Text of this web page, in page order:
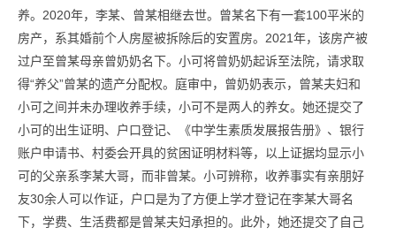
养。2020年，李某、曾某相继去世。曾某名下有一套100平米的
房产，系其婚前个人房屋被拆除后的安置房。2021年，该房产被
过户至曾某母亲曾奶奶名下。小可将曾奶奶起诉至法院，请求取
得“养父”曾某的遗产分配权。庭审中，曾奶奶表示，曾某夫妇和
小可之间并未办理收养手续，小可不是两人的养女。她还提交了
小可的出生证明、户口登记、《中学生素质发展报告册》、银行
账户申请书、村委会开具的贫困证明材料等，以上证据均显示小
可的父亲系李某大哥，而非曾某。小可辨称，收养事实有亲朋好
友30余人可以作证，户口是为了方便上学才登记在李某大哥名
下，学费、生活费都是曾某夫妇承担的。此外，她还提交了自己